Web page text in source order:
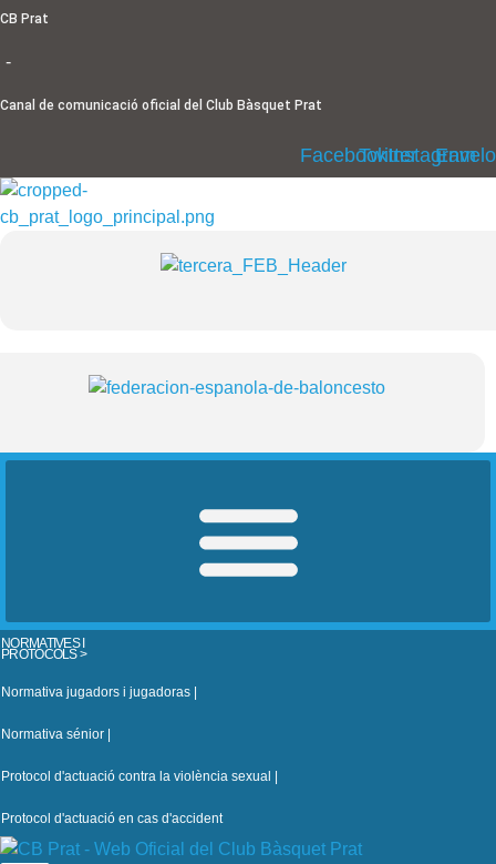
Ir
contenido
CB Prat
-
Canal de comunicació oficial del Club Bàsquet Prat
FacebookTwitterInstagram
NORMATIVES I
PROTOCOLS >
Normativa jugadors i jugadoras |
Normativa sénior |
Protocol d'actuació contra la violència sexual |
Protocol d'actuació en cas d'accident